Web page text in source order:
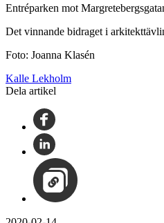
Entréparken mot
Det vinnande bidraget i
Foto: Joanna Klasén
Kalle Lekholm
Dela artikel